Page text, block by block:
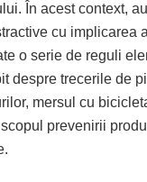
În acest context,
cu implicarea
o serie de reguli
despre trecerile de
mersul cu
prevenirii